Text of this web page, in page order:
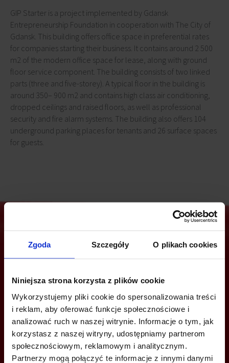
Zgoda Szczegóły O plikach cookies
Niniejsza strona korzysta z plików cookie
Wykorzystujemy pliki cookie do spersonalizowania treści
i reklam, aby oferować funkcje społecznościowe i
analizować ruch w naszej witrynie. Informacje o tym, jak
korzystasz z naszej witryny, udostępniamy partnerom
społecznościowym, reklamowym i analitycznym.
Partnerzy mogą połączyć te informacje z innymi danymi
GIP Starter is a project implemented by Gdansk
Entrepreneurship Foundation in cooperation with The City of
Gdansk. This building offers office space in preferential rates
for companies starting their business. It contains around 2 500
m2 of the modern office space for lease, along with ground
floor service component. The building consists of two linked
parts (three and five-storey). A typical floor in the building is
around 350– 900 m2 and contains high class air conditioning,
dropped ceilings and raised floors, as well as professional
security and fire alarm systems. The building also offers 104
underground parking places for tenants and 26 surface spaces
for guests.
Are you interested in this offer?
CALL US AND FIND OUT MORE
+48 539 096 754
tricity@officefinder.pl